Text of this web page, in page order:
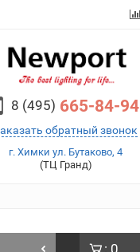
8 (495) 665-84-94
обратный звонок
г. Химки ул. Бутаково, 4
(ТЦ Гранд)
: 0